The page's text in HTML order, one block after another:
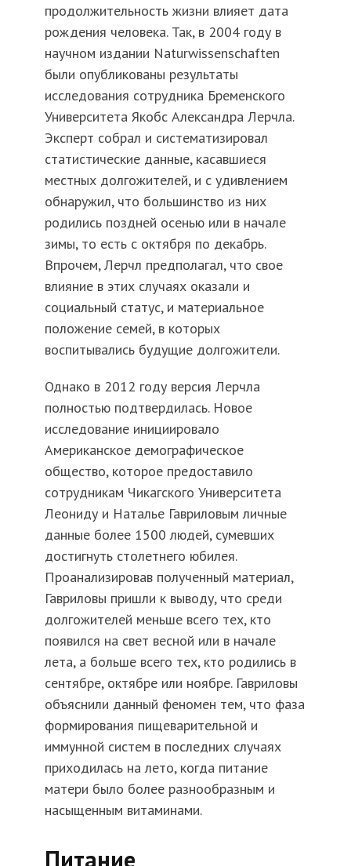
продолжительность жизни влияет дата
рождения человека. Так, в 2004 году в
научном издании Naturwissenschaften
были опубликованы результаты
исследования сотрудника Бременского
Университета Якобс Александра Лерчла.
Эксперт собрал и систематизировал
статистические данные, касавшиеся
местных долгожителей, и с удивлением
обнаружил, что большинство из них
родились поздней осенью или в начале
зимы, то есть с октября по декабрь.
Впрочем, Лерчл предполагал, что свое
влияние в этих случаях оказали и
социальный статус, и материальное
положение семей, в которых
воспитывались будущие долгожители.
Однако в 2012 году версия Лерчла
полностью подтвердилась. Новое
исследование инициировало
Американское демографическое
общество, которое предоставило
сотрудникам Чикагского Университета
Леониду и Наталье Гавриловым личные
данные более 1500 людей, сумевших
достигнуть столетнего юбилея.
Проанализировав полученный материал,
Гавриловы пришли к выводу, что среди
долгожителей меньше всего тех, кто
появился на свет весной или в начале
лета, а больше всего тех, кто родились в
сентябре, октябре или ноябре. Гавриловы
объяснили данный феномен тем, что фаза
формирования пищеварительной и
иммунной систем в последних случаях
приходилась на лето, когда питание
матери было более разнообразным и
насыщенным витаминами.
Питание